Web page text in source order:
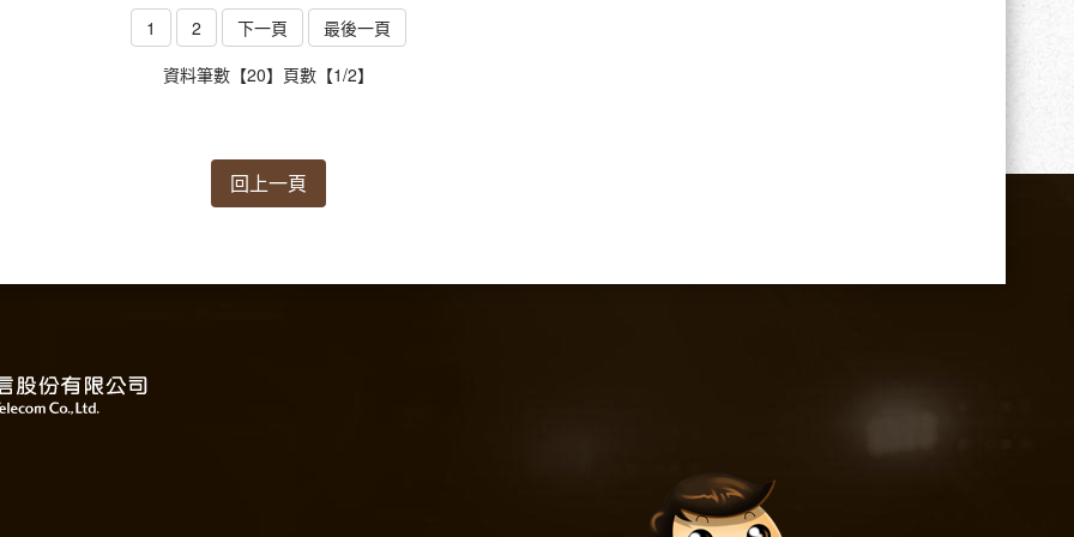
1 2 下一頁
最後一頁
資料筆數【20】頁數【1/2】
回上一頁